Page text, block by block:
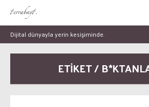
Dijital dünyayla yerin kesişiminde.
ETİKET /